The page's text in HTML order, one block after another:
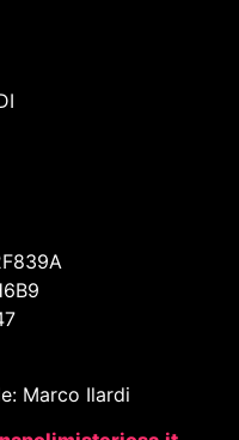
Marco Ilardi